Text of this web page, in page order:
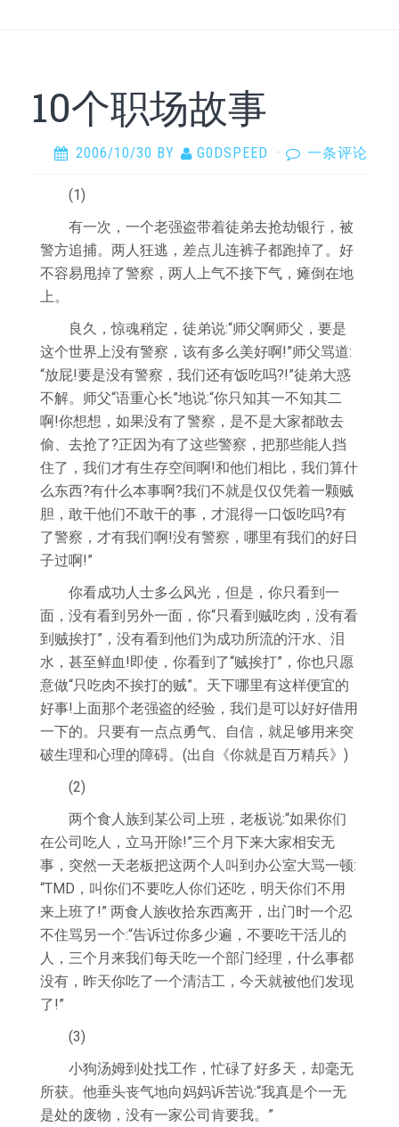
10个职场故事
2006/10/30 BY G0DSPEED · 一条评论
(1)
有一次，一个老强盗带着徒弟去抢劫银行，被
警方追捕。两人狂逃，差点儿连裤子都跑掉了。好
不容易甩掉了警察，两人上气不接下气，瘫倒在地
上。
良久，惊魂稍定，徒弟说:“师父啊师父，要是
这个世界上没有警察，该有多么美好啊!”师父骂道:
“放屁!要是没有警察，我们还有饭吃吗?!”徒弟大惑
不解。师父“语重心长”地说:“你只知其一不知其二
啊!你想想，如果没有了警察，是不是大家都敢去
偷、去抢了?正因为有了这些警察，把那些能人挡
住了，我们才有生存空间啊!和他们相比，我们算什
么东西?有什么本事啊?我们不就是仅仅凭着一颗贼
胆，敢干他们不敢干的事，才混得一口饭吃吗?有
了警察，才有我们啊!没有警察，哪里有我们的好日
子过啊!”
你看成功人士多么风光，但是，你只看到一
面，没有看到另外一面，你“只看到贼吃肉，没有看
到贼挨打”，没有看到他们为成功所流的汗水、泪
水，甚至鲜血!即使，你看到了“贼挨打”，你也只愿
意做“只吃肉不挨打的贼”。天下哪里有这样便宜的
好事!上面那个老强盗的经验，我们是可以好好借用
一下的。只要有一点点勇气、自信，就足够用来突
破生理和心理的障碍。(出自《你就是百万精兵》)
(2)
两个食人族到某公司上班，老板说:“如果你们
在公司吃人，立马开除!”三个月下来大家相安无
事，突然一天老板把这两个人叫到办公室大骂一顿:
“TMD，叫你们不要吃人你们还吃，明天你们不用
来上班了!” 两食人族收拾东西离开，出门时一个忍
不住骂另一个:“告诉过你多少遍，不要吃干活儿的
人，三个月来我们每天吃一个部门经理，什么事都
没有，昨天你吃了一个清洁工，今天就被他们发现
了!”
(3)
小狗汤姆到处找工作，忙碌了好多天，却毫无
所获。他垂头丧气地向妈妈诉苦说:“我真是个一无
是处的废物，没有一家公司肯要我。”